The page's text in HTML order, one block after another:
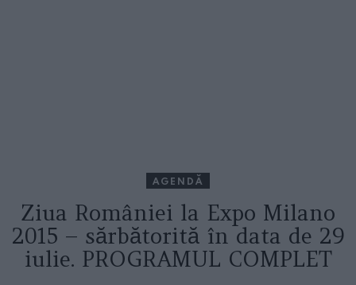
AGENDĂ
Ziua României la Expo Milano
2015 – sărbătorită în data de 29
iulie. PROGRAMUL COMPLET